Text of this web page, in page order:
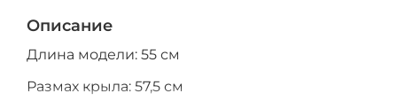
Описание
Длина модели: 55 см
Размах крыла: 57,5 см